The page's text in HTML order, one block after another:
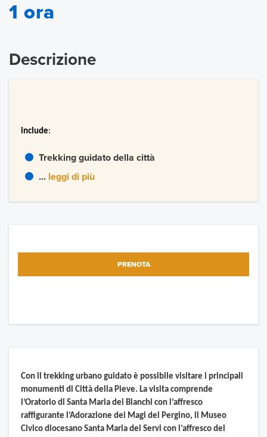
1 ora
Descrizione
include:
Trekking guidato della città
... leggi di più
PRENOTA
Con il trekking urbano guidato è possibile visitare i principali
monumenti di Città della Pieve. La visita comprende
l’Oratorio di Santa Maria dei Bianchi con l’affresco
raffigurante l’Adorazione dei Magi del Pergino, il Museo
Civico diocesano Santa Maria dei Servi con l’affresco del